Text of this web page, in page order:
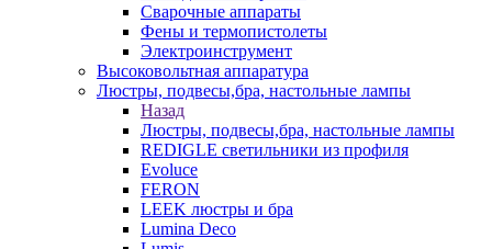
Сварочные аппараты
Фены и термопистолеты
Электроинструмент
Высоковольтная аппаратура
Люстры, подвесы,бра, настольные лампы
Назад
Люстры, подвесы,бра, настольные лампы
REDIGLE светильники из профиля
Evoluce
FERON
LEEK люстры и бра
Lumina Deco